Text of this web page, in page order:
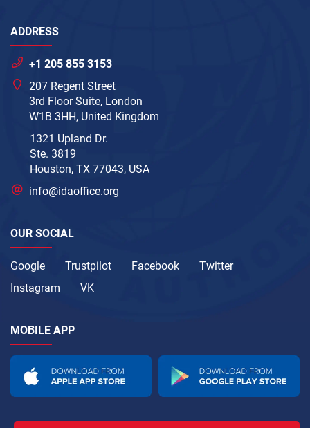
ADDRESS
+1 205 855 3153
207 Regent Street
3rd Floor Suite, London
W1B 3HH, United Kingdom
1321 Upland Dr.
Ste. 3819
Houston, TX 77043, USA
info@idaoffice.org
OUR SOCIAL
Google Trustpilot Facebook
Twitter
Instagram
VK
MOBILE APP